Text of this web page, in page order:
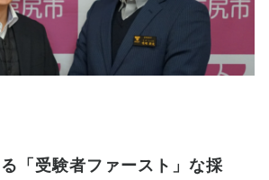
「受験者ファースト」な採